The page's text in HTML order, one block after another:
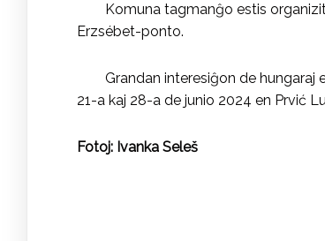
Komuna tagmanĝo estis
Erzsébet-ponto.
Grandan interesiĝon de hungaraj
21-a kaj 28-a de junio 2024 en Prvić
Fotoj: Ivanka Seleš